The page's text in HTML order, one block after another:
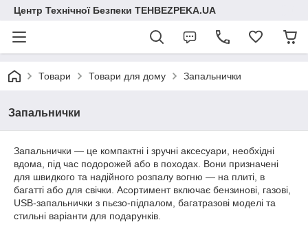
Центр Технічної Безпеки TEHBEZPEKA.UA
Товари Товари для дому Запальнички
Запальнички
Запальнички — це компактні і зручні аксесуари, необхідні
вдома, під час подорожей або в походах. Вони призначені
для швидкого та надійного розпалу вогню — на плиті, в
багатті або для свічки. Асортимент включає бензинові, газові,
USB-запальнички з пьєзо-підпалом, багатразові моделі та
стильні варіанти для подарунків.